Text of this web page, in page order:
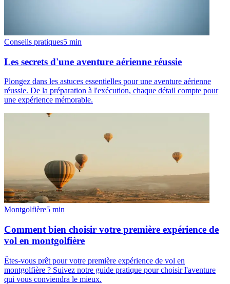
Conseils pratiques5 min
Les secrets d'une aventure aérienne réussie
Plongez dans les astuces essentielles pour une aventure aérienne
réussie. De la préparation à l'exécution, chaque détail compte pour
une expérience mémorable.
Montgolfière5 min
Comment bien choisir votre première expérience de
vol en montgolfière
Êtes-vous prêt pour votre première expérience de vol en
montgolfière ? Suivez notre guide pratique pour choisir l'aventure
qui vous conviendra le mieux.